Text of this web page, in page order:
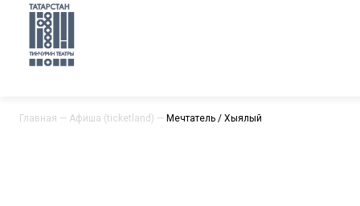
Главная — Афиша (ticketland) — Мечтатель / Хыялый